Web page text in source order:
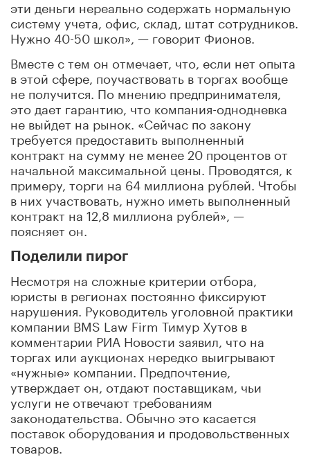
эти деньги нереально содержать нормальную
систему учета, офис, склад, штат сотрудников.
Нужно 40-50 школ», — говорит Фионов.
Вместе с тем он отмечает, что, если нет опыта
в этой сфере, поучаствовать в торгах вообще
не получится. По мнению предпринимателя,
это дает гарантию, что компания-однодневка
не выйдет на рынок. «Сейчас по закону
требуется предоставить выполненный
контракт на сумму не менее 20 процентов от
начальной максимальной цены. Проводятся, к
примеру, торги на 64 миллиона рублей. Чтобы
в них участвовать, нужно иметь выполненный
контракт на 12,8 миллиона рублей», —
поясняет он.
Поделили пирог
Несмотря на сложные критерии отбора,
юристы в регионах постоянно фиксируют
нарушения. Руководитель уголовной практики
компании BMS Law Firm Тимур Хутов в
комментарии РИА Новости заявил, что на
торгах или аукционах нередко выигрывают
«нужные» компании. Предпочтение,
утверждает он, отдают поставщикам, чьи
услуги не отвечают требованиям
законодательства. Обычно это касается
поставок оборудования и продовольственных
товаров.